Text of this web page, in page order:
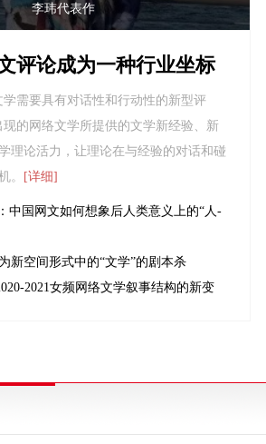
李玮代表作
评论成为一种行业坐标
学需要具有对话性和行动性的新型评
现的网络文学所提供的文学新经验、新
理论活力，让理论在与经验的对话和碰
。 [详细]
中国网文如何想象后人类意义上的“人-
新空间形式中的“文学”的剧本杀
2021女频网络文学叙事结构的新变